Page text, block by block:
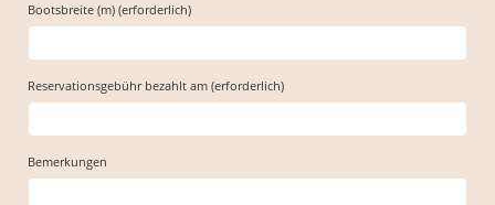
Bootsbreite (m) (erforderlich)
Reservationsgebühr bezahlt am (erforderlich)
Bemerkungen